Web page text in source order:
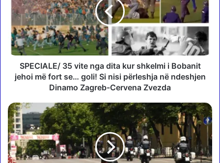
A
L
E
t
e
n
g
a
d
SPECIALE/ 35 vite nga dita kur shkelmi i Bobanit
jehoi më fort se… goli! Si nisi përleshja në ndeshjen
Dinamo Zagreb-Cervena Zvezda
R
r
u
g
ë
t